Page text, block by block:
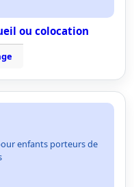
ou colocation
enfants porteurs de